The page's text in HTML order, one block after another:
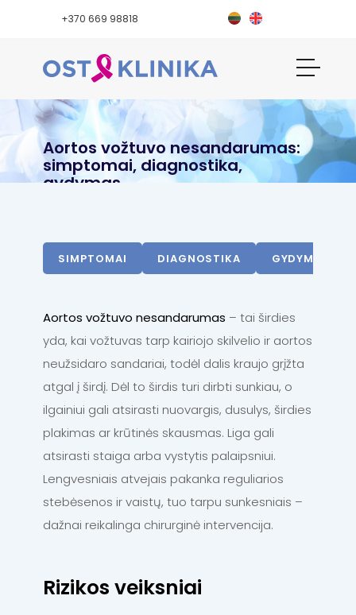
+370 669 98818
Aortos vožtuvo nesandarumas:
simptomai, diagnostika,
gydymas
SIMPTOMAI DIAGNOSTIKA GYDYMAS
Aortos vožtuvo nesandarumas – tai širdies
yda, kai vožtuvas tarp kairiojo skilvelio ir aortos
neužsidaro sandariai, todėl dalis kraujo grįžta
atgal į širdį. Dėl to širdis turi dirbti sunkiau, o
ilgainiui gali atsirasti nuovargis, dusulys, širdies
plakimas ar krūtinės skausmas. Liga gali
atsirasti staiga arba vystytis palaipsniui.
Lengvesniais atvejais pakanka reguliarios
stebėsenos ir vaistų, tuo tarpu sunkesniais –
dažnai reikalinga chirurginė intervencija.
Rizikos veiksniai